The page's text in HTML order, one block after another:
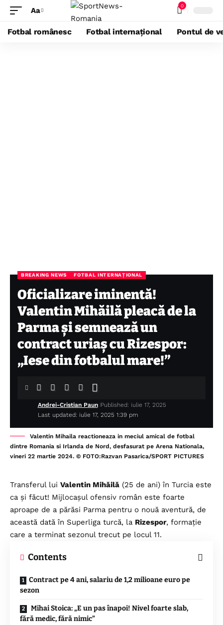
Aa 0
Fotbal românesc Fotbal internațional Pontul de
BREAKING NEWS FOTBAL INTERNAȚIONAL
Oficializare iminentă!
Valentin Mihăilă pleacă de la
Parma și semnează un
contract uriaș cu Rizespor:
„Iese din fotbalul mare!”
Last updated: iulie 17, 2025 1:39 pm
Andrei-Cristian Paun Published: iulie 17, 2025
Valentin Mihaila reactioneaza in meciul amical de fotbal
dintre Romania si Irlanda de Nord, desfasurat pe Arena Nationala,
vineri 22 martie 2024. © FOTO:Razvan Pasarica/SPORT PICTURES
Transferul lui Valentin Mihăilă (25 de ani) în Turcia este
ca și făcut! Mijlocașul ofensiv român este foarte
aproape de a părăsi Parma pentru o nouă aventură, de
această dată în Superliga turcă, la Rizespor, formație
care a terminat sezonul trecut pe locul 11.
Contents
Contract pe 4 ani, salariu de 1,2 milioane euro pe
sezon
Mihai Stoica: „E un pas înapoi! Nivel foarte slab,
fără medic, fără nimic”